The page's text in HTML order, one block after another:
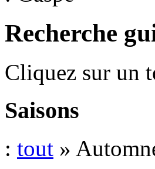
Recherche
Cliquez sur un
Saisons
: tout »